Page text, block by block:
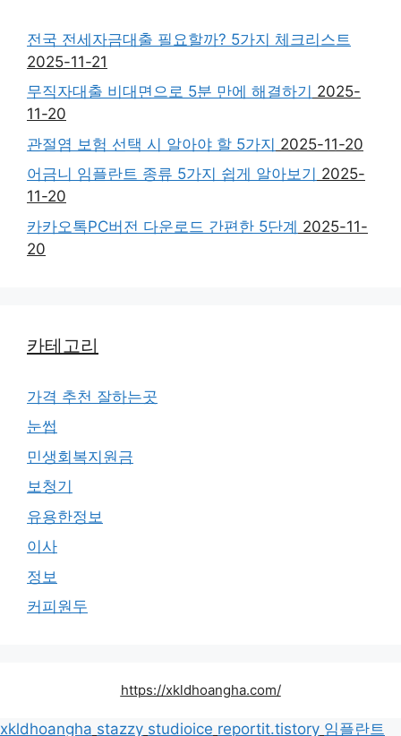
전국 전세자금대출 필요할까? 5가지 체크리스트
2025-11-21
무직자대출 비대면으로 5분 만에 해결하기 2025-
11-20
관절염 보험 선택 시 알아야 할 5가지 2025-11-20
어금니 임플란트 종류 5가지 쉽게 알아보기 2025-
11-20
카카오톡PC버전 다운로드 간편한 5단계 2025-11-
20
카테고리
가격 추천 잘하는곳
눈썹
민생회복지원금
보청기
유용한정보
이사
정보
커피원두
https://xkldhoangha.com/
xkldhoangha stazzy studioice reportit.tistory 임플란트